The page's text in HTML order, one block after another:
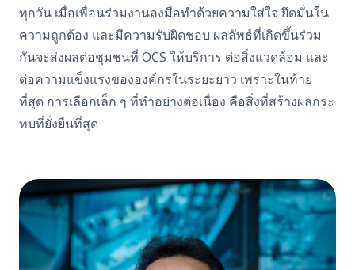
ทุกวัน เมื่อเพื่อนร่วมงานลงมือทำด้วยความใส่ใจ ยึดมั่นใน
ความถูกต้อง และมีความรับผิดชอบ ผลลัพธ์ที่เกิดขึ้นร่วม
กันจะส่งผลต่อชุมชนที่ OCS ให้บริการ ต่อสิ่งแวดล้อม และ
ต่อความแข็งแรงขององค์กรในระยะยาว เพราะในท้าย
ที่สุด การเลือกเล็ก ๆ ที่ทำอย่างต่อเนื่อง คือสิ่งที่สร้างผลกระ
ทบที่ยั่งยืนที่สุด